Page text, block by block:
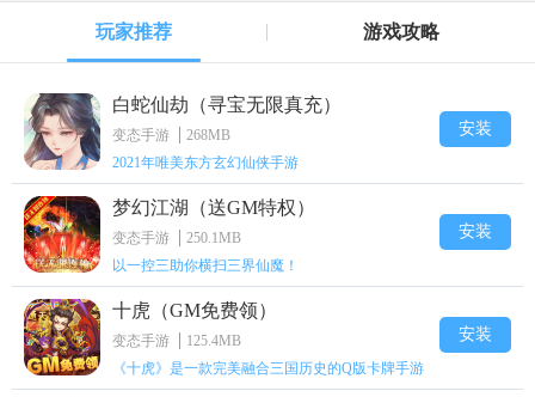
玩家推荐 游戏攻略
白蛇仙劫（寻宝无限真充）
变态手游
268MB
2021年唯美东方玄幻仙侠手游
安装
梦幻江湖（送GM特权）
变态手游
250.1MB
以一控三助你横扫三界仙魔！
安装
十虎（GM免费领）
变态手游
125.4MB
《十虎》是一款完美融合三国历史的Q版卡牌手游
安装